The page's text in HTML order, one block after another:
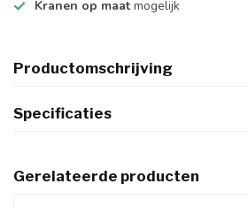
Kranen op maat mogelijk
Productomschrijving
Specificaties
Gerelateerde producten